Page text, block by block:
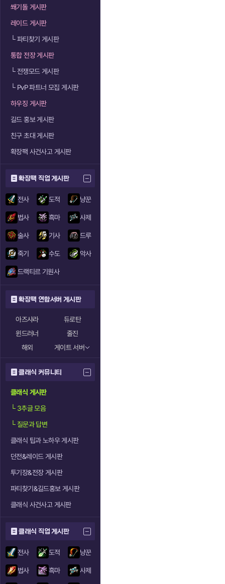
쐐기돌 게시판
레이드 게시판
└파티찾기 게시판
통합 전장 게시판
└전쟁모드 게시판
└PvP 파트너 모집 게시판
하우징 게시판
길드 홍보 게시판
친구 초대 게시판
확장팩 사건사고 게시판
확장팩 직업 게시판
전사 도적 냥꾼
법사 흑마 사제
술사 기사 드루
죽기 수도 악사
드랙티르 기원사
확장팩 연합서버 게시판
아즈샤라
듀로탄
윈드러너
줄진
해외
게이트 서버
클래식 커뮤니티
클래식 게시판
└3추글 모음
└질문과 답변
클래식 팁과 노하우 게시판
던전&레이드 게시판
투기장&전장 게시판
파티찾기&길드홍보 게시판
클래식 사건사고 게시판
클래식 직업 게시판
전사 도적 냥꾼
법사 흑마 사제